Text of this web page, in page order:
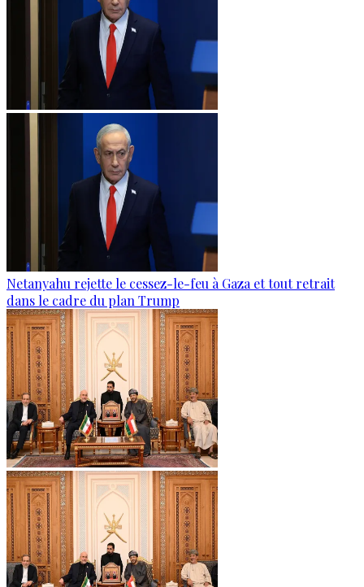
Netanyahu rejette le cessez-le-feu à Gaza et tout retrait
dans le cadre du plan Trump